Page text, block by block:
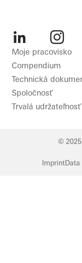
LinkedIn
Moje pracovisko
Compendium
Technická
Spoločnosť
Trvalá udržateľnosť
©
Imprint